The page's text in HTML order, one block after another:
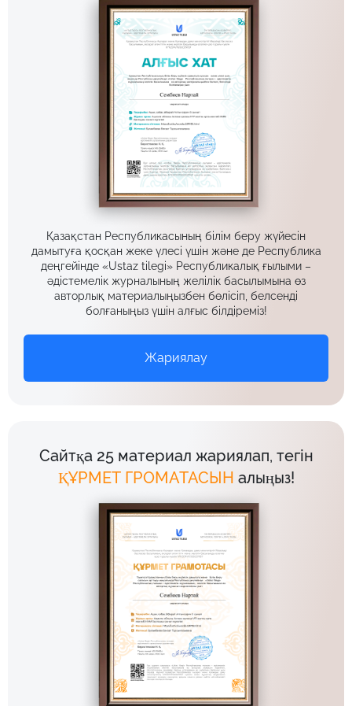
Қазақстан Республикасының білім беру жүйесін
дамытуға қосқан жеке үлесі үшін және де Республика
деңгейінде «Ustaz tilegi» Республикалық ғылыми –
әдістемелік журналының желілік басылымына өз
авторлық материалыңызбен бөлісіп, белсенді
болғаныңыз үшін алғыс білдіреміз!
Жариялау
Сайтқа 25 материал жариялап, тегін
ҚҰРМЕТ ГРОМАТАСЫН алыңыз!